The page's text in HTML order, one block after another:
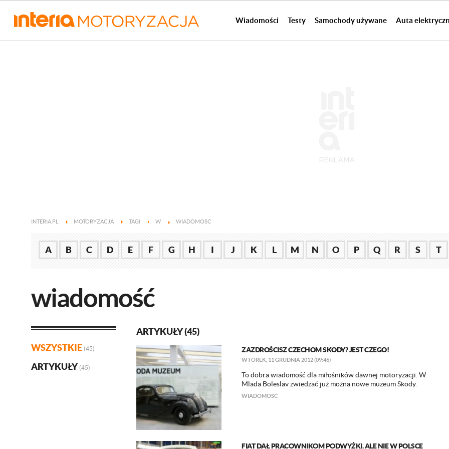
Wiadomości Testy Samochody używane Auta
INTERIA.PL MOTORYZACJA TAGI W WIADOMOŚĆ
A B C D E F G H I J K L M N O P Q R S T
wiadomość
WSZYSTKIE (45)
ARTYKUŁY (45)
ARTYKUŁY (45)
ZAZDROŚCISZ CZECHOM SKODY? JEST CZEGO!
WTOREK, 11 GRUDNIA 2012 (09:46)
To dobra wiadomość dla miłośników dawnej motoryzacji. W
Mlada Boleslav zwiedzać już można nowe muzeum Skody.
WIADOMOŚĆ
FIAT DAŁ PRACOWNIKOM PODWYŻKI. ALE NIE W POLSCE